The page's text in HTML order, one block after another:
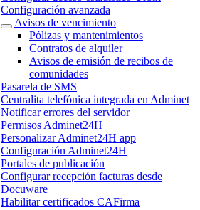
Configuración avanzada
Avisos de vencimiento
Pólizas y mantenimientos
Contratos de alquiler
Avisos de emisión de recibos de
comunidades
Pasarela de SMS
Centralita telefónica integrada en Adminet
Notificar errores del servidor
Permisos Adminet24H
Personalizar Adminet24H app
Configuración Adminet24H
Portales de publicación
Configurar recepción facturas desde
Docuware
Habilitar certificados CAFirma